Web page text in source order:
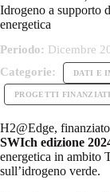
Idrogeno a supporto
energetica
Periodo: Dicembre
Categorie:
DATI E
PROGETTI FINANZIATI
H2@Edge,
SWIch edizione
energetica in ambito
sull’idrogeno verde.